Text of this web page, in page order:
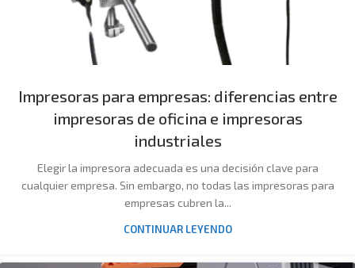
Impresoras para empresas: diferencias entre
impresoras de oficina e impresoras
industriales
Elegir la impresora adecuada es una decisión clave para
cualquier empresa. Sin embargo, no todas las impresoras para
empresas cubren la...
CONTINUAR LEYENDO